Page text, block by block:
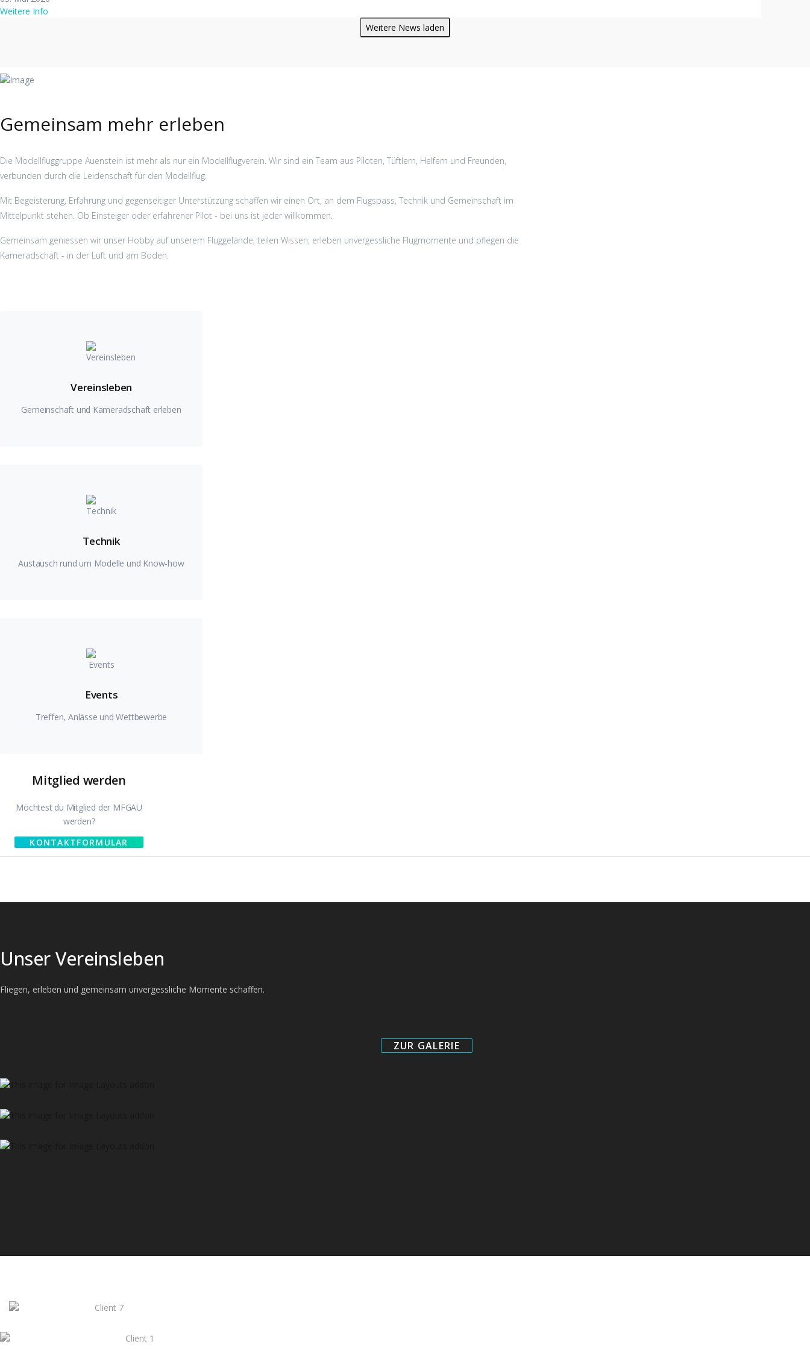
Weitere Info
Weitere News laden
Gemeinsam mehr erleben
Die Modellfluggruppe Auenstein ist mehr als nur ein Modellflugverein. Wir sind ein Team aus Piloten, Tüftlern, Helfern und Freunden,
verbunden durch die Leidenschaft für den Modellflug.
Mit Begeisterung, Erfahrung und gegenseitiger Unterstützung schaffen wir einen Ort, an dem Flugspass, Technik und Gemeinschaft im
Mittelpunkt stehen. Ob Einsteiger oder erfahrener Pilot - bei uns ist jeder willkommen.
Gemeinsam geniessen wir unser Hobby auf unserem Fluggelände, teilen Wissen, erleben unvergessliche Flugmomente und pflegen die
Kameradschaft - in der Luft und am Boden.
Vereinsleben
Gemeinschaft und Kameradschaft erleben
Technik
Austausch rund um Modelle und Know-how
Events
Treffen, Anlässe und Wettbewerbe
Mitglied werden
Möchtest du Mitglied der MFGAU
werden?
KONTAKTFORMULAR
Unser Vereinsleben
Fliegen, erleben und gemeinsam unvergessliche Momente schaffen.
ZUR GALERIE